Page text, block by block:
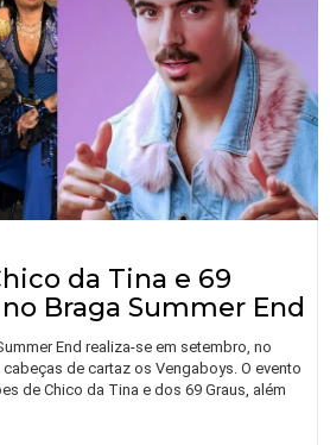
da Tina e 69
Braga Summer End
End realiza-se em setembro, no
de cartaz os Vengaboys. O evento
de Chico da Tina e dos 69 Graus, além